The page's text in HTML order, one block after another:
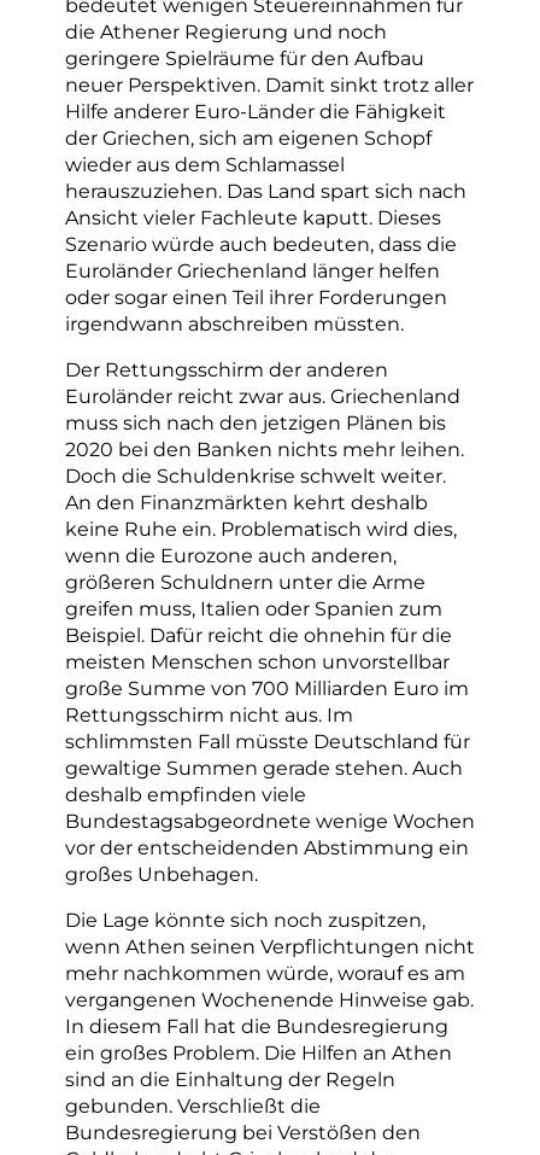
die Athener Regierung und noch
geringere Spielräume für den Aufbau
neuer Perspektiven. Damit sinkt trotz aller
Hilfe anderer Euro-Länder die Fähigkeit
der Griechen, sich am eigenen Schopf
wieder aus dem Schlamassel
herauszuziehen. Das Land spart sich nach
Ansicht vieler Fachleute kaputt. Dieses
Szenario würde auch bedeuten, dass die
Euroländer Griechenland länger helfen
oder sogar einen Teil ihrer Forderungen
irgendwann abschreiben müssten.
Der Rettungsschirm der anderen
Euroländer reicht zwar aus. Griechenland
muss sich nach den jetzigen Plänen bis
2020 bei den Banken nichts mehr leihen.
Doch die Schuldenkrise schwelt weiter.
An den Finanzmärkten kehrt deshalb
keine Ruhe ein. Problematisch wird dies,
wenn die Eurozone auch anderen,
größeren Schuldnern unter die Arme
greifen muss, Italien oder Spanien zum
Beispiel. Dafür reicht die ohnehin für die
meisten Menschen schon unvorstellbar
große Summe von 700 Milliarden Euro im
Rettungsschirm nicht aus. Im
schlimmsten Fall müsste Deutschland für
gewaltige Summen gerade stehen. Auch
deshalb empfinden viele
Bundestagsabgeordnete wenige Wochen
vor der entscheidenden Abstimmung ein
großes Unbehagen.
Die Lage könnte sich noch zuspitzen,
wenn Athen seinen Verpflichtungen nicht
mehr nachkommen würde, worauf es am
vergangenen Wochenende Hinweise gab.
In diesem Fall hat die Bundesregierung
ein großes Problem. Die Hilfen an Athen
sind an die Einhaltung der Regeln
gebunden. Verschließt die
Bundesregierung bei Verstößen den